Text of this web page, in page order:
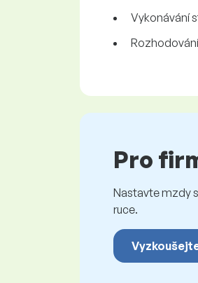
Vykonávání
Pro
Nastavte mzdy
ruce.